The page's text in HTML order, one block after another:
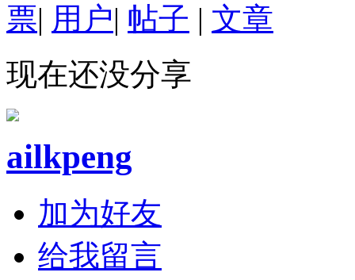
票| 用户| 帖子 | 文章
现在还没分享
ailkpeng
加为好友
给我留言